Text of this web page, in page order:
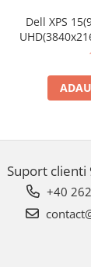
Dell XPS
i7-8750H,
1050Ti
Suport clienti
+40